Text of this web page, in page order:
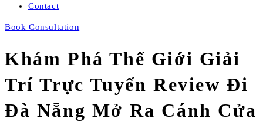
Contact
Book Consultation
Khám Phá Thế Giới Giải
Trí Trực Tuyến Review Đi
Đà Nẵng Mở Ra Cánh Cửa